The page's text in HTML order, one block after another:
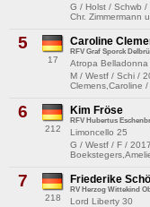
G / Holst / Schwb
Chr. Zimmermann
5
17
Caroline
RFV Graf Sporck
Atropa Belladonna
M / Westf / Schi /
Clemens,Caroline /
6
212
Kim Fröse
RFV Hubertus
Limoncello 25
G / Westf / F /
7
218
Friederike
RV Herzog Wittekind
Lord Liberty 30